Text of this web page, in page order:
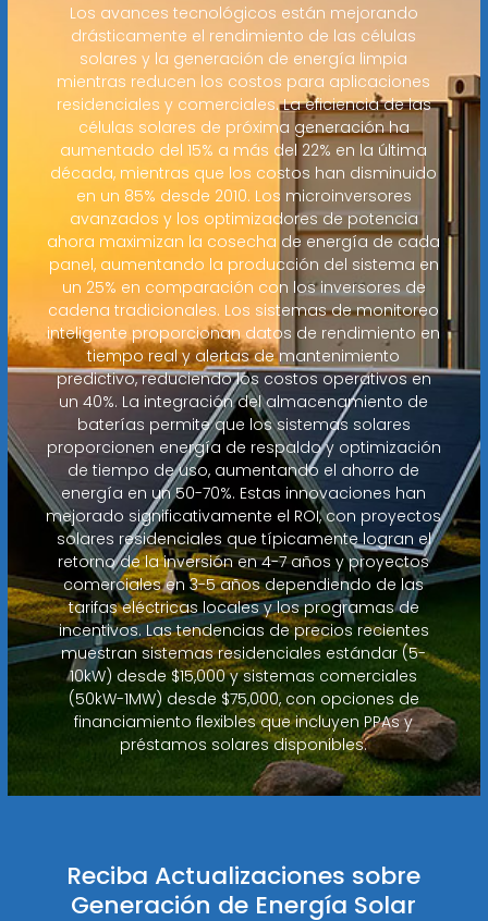
Los avances tecnológicos están mejorando
drásticamente el rendimiento de las células
solares y la generación de energía limpia
mientras reducen los costos para aplicaciones
residenciales y comerciales. La eficiencia de las
células solares de próxima generación ha
aumentado del 15% a más del 22% en la última
década, mientras que los costos han disminuido
en un 85% desde 2010. Los microinversores
avanzados y los optimizadores de potencia
ahora maximizan la cosecha de energía de cada
panel, aumentando la producción del sistema en
un 25% en comparación con los inversores de
cadena tradicionales. Los sistemas de monitoreo
inteligente proporcionan datos de rendimiento en
tiempo real y alertas de mantenimiento
predictivo, reduciendo los costos operativos en
un 40%. La integración del almacenamiento de
baterías permite que los sistemas solares
proporcionen energía de respaldo y optimización
de tiempo de uso, aumentando el ahorro de
energía en un 50-70%. Estas innovaciones han
mejorado significativamente el ROI, con proyectos
solares residenciales que típicamente logran el
retorno de la inversión en 4-7 años y proyectos
comerciales en 3-5 años dependiendo de las
tarifas eléctricas locales y los programas de
incentivos. Las tendencias de precios recientes
muestran sistemas residenciales estándar (5-
10kW) desde $15,000 y sistemas comerciales
(50kW-1MW) desde $75,000, con opciones de
financiamiento flexibles que incluyen PPAs y
préstamos solares disponibles.
Reciba Actualizaciones sobre
Generación de Energía Solar